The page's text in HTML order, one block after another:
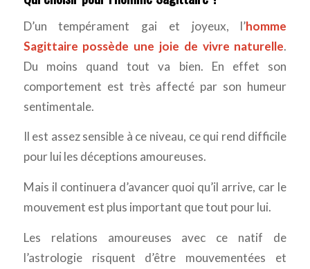
D’un tempérament gai et joyeux, l’homme
Sagittaire possède une joie de vivre naturelle.
Du moins quand tout va bien. En effet son
comportement est très affecté par son humeur
sentimentale.
Il est assez sensible à ce niveau, ce qui rend difficile
pour lui les déceptions amoureuses.
Mais il continuera d’avancer quoi qu’il arrive, car le
mouvement est plus important que tout pour lui.
Les relations amoureuses avec ce natif de
l’astrologie risquent d’être mouvementées et